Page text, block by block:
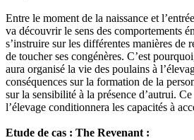
Entre le moment de la naissance et
va découvrir le sens des comportements
s’instruire sur les différentes manières de
de toucher ses congénères. C’est
aura organisé la vie des poulains à
conséquences sur la formation de la
sur la sensibilité à la présence d’autrui. Ce
l’élevage conditionnera les capacités à
Etude de cas : The Revenant :